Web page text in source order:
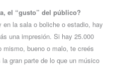
el “gusto” del público?
la sala o boliche o estadio, hay
una impresión. Si hay 25.000
bueno o malo, te creés
gran parte de lo que un músico